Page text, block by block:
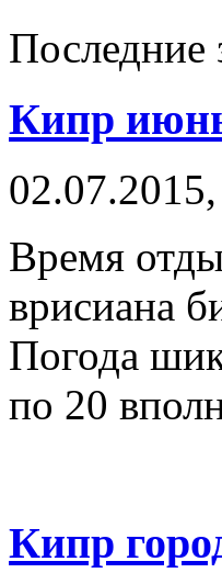
Последние
Кипр
02.07.2015,
Время
врисиана
Погода
по 20
Кипр